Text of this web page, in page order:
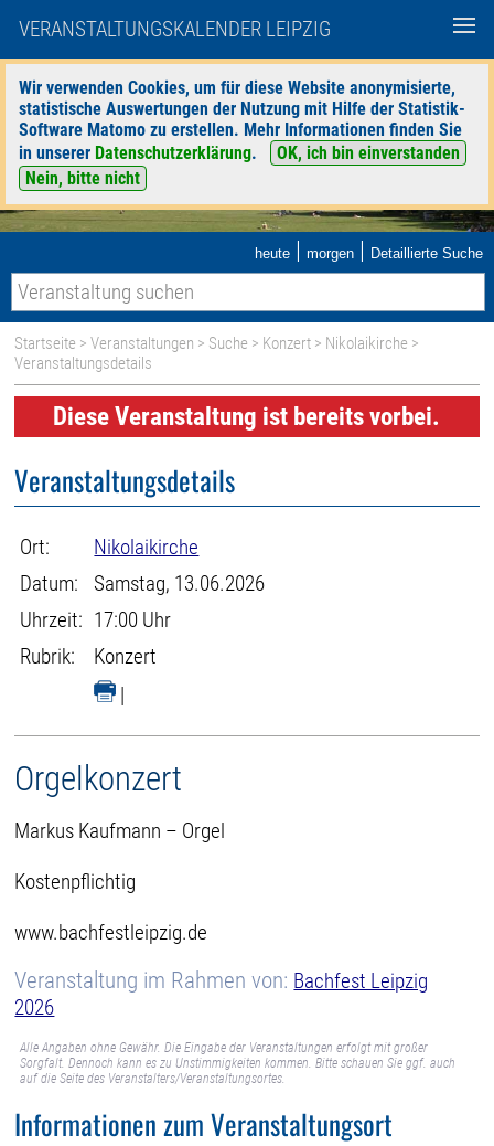
VERANSTALTUNGSKALENDER LEIPZIG
Wir verwenden Cookies, um für diese Website anonymisierte,
statistische Auswertungen der Nutzung mit Hilfe der Statistik-
Software Matomo zu erstellen. Mehr Informationen finden Sie
in unserer Datenschutzerklärung.
OK, ich bin einverstanden
Nein, bitte nicht
heute | morgen | Detaillierte Suche
Startseite >Veranstaltungen > Suche > Konzert > Nikolaikirche >
Veranstaltungsdetails
Diese Veranstaltung ist bereits vorbei.
Veranstaltungsdetails
Ort:
Nikolaikirche
Datum:
Samstag, 13.06.2026
Uhrzeit: 17:00 Uhr
Rubrik:
Konzert
|
Orgelkonzert
Markus Kaufmann – Orgel
Kostenpflichtig
www.bachfestleipzig.de
Veranstaltung im Rahmen von: Bachfest Leipzig
2026
Alle Angaben ohne Gewähr. Die Eingabe der Veranstaltungen erfolgt mit großer
Sorgfalt. Dennoch kann es zu Unstimmigkeiten kommen. Bitte schauen Sie ggf. auch
auf die Seite des Veranstalters/Veranstaltungsortes.
Informationen zum Veranstaltungsort